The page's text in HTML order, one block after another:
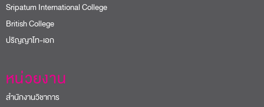
Sripatum International College
British College
ปริญญาโท-เอก
หน่วยงาน
สำนักงานวิชาการ